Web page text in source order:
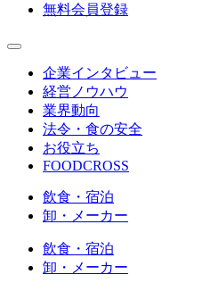
無料会員登録
企業インタビュー
経営ノウハウ
業界動向
法令・食の安全
お役立ち
FOODCROSS
飲食・宿泊
卸・メーカー
飲食・宿泊
卸・メーカー